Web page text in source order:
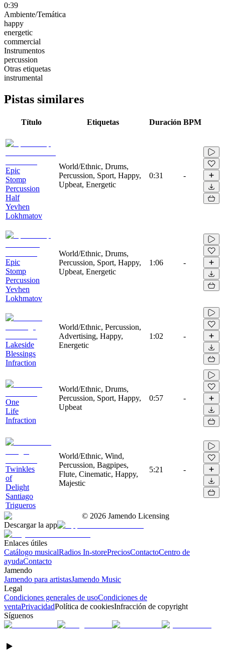
0:39
Ambiente/Temática
happy
energetic
commercial
Instrumentos
percussion
Otras etiquetas
instrumental
Pistas similares
Título Etiquetas Duración BPM
Epic
Stomp
Percussion
Half
Yevhen
Lokhmatov
World/Ethnic, Drums,
Percussion, Sport, Happy,
Upbeat, Energetic
0:31 -
Epic
Stomp
Percussion
Yevhen
Lokhmatov
World/Ethnic, Drums,
Percussion, Sport, Happy,
Upbeat, Energetic
1:06 -
Lakeside
Blessings
Infraction
World/Ethnic, Percussion,
Advertising, Happy,
Energetic
1:02 -
One
Life
Infraction
World/Ethnic, Drums,
Percussion, Sport, Happy,
Upbeat
0:57 -
Twinkles
of
Delight
Santiago
Trigueros
World/Ethnic, Wind,
Percussion, Bagpipes,
Flute, Cinematic, Happy,
Majestic
5:21 -
© 2026 Jamendo Licensing
Descargar la app
Enlaces útiles
Catálogo musicalRadios In-storePreciosContactoCentro de
ayudaContacto
Jamendo
Jamendo para artistasJamendo Music
Legal
Condiciones generales de usoCondiciones de
ventaPrivacidadPolítica de cookiesInfracción de copyright
Síguenos